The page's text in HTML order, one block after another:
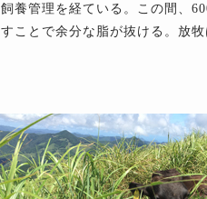
飼養管理を経ている。この間、
すことで余分な脂が抜ける。放